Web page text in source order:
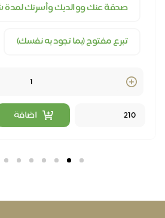
صدقة عنك ووالديك وأسرتك لمدة شهر
تبرع مفتوح (بما تجود به نفسك)
Quantity
اضافة